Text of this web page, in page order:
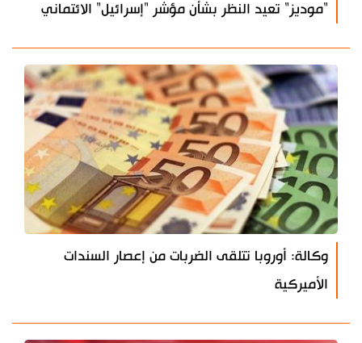
"موديز" تعيد النظر بشأن مؤشر "إسرائيل" الائتماني
وكالة: أوروبا تتلقى الضربات من إعصار السندات
الأميركية